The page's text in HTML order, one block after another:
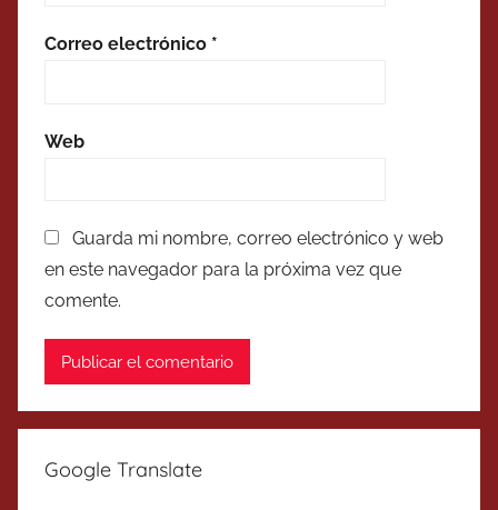
Correo electrónico *
Web
Guarda mi nombre, correo electrónico y web
en este navegador para la próxima vez que
comente.
Google Translate